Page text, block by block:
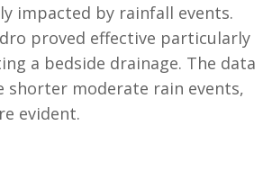
impacted by rainfall events.
proved effective particularly
a bedside drainage. The data
moderate rain events,
evident.